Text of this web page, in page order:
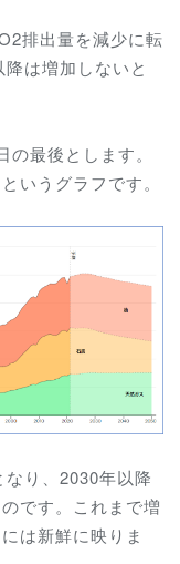
排出量を減少に転
は増加しないと
最後とします。
いうグラフです。
り、2030年以降
です。これまで増
は新鮮に映りま